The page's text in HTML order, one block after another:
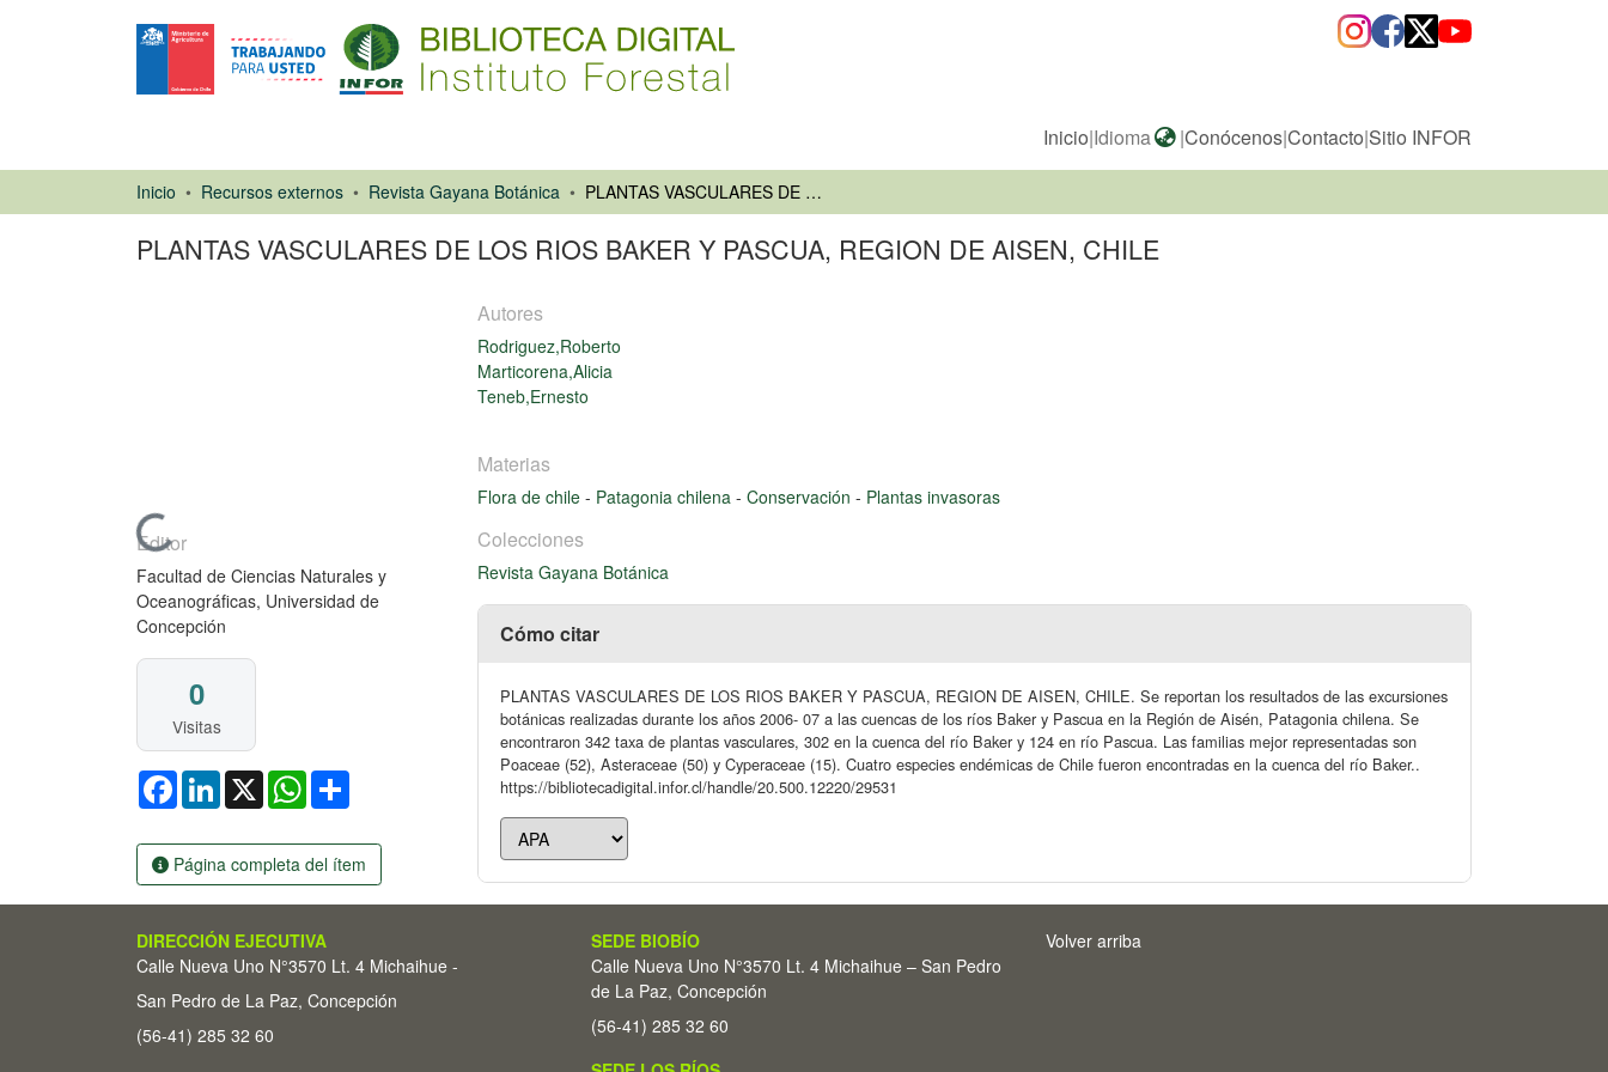
Inicio|Idioma |Conócenos|Contacto|Sitio INFOR
Inicio Recursos externos Revista Gayana Botánica PLANTAS VASCULARES DE LOS RIOS BAKER Y PASCUA, REGION DE AISEN, CHILE
PLANTAS VASCULARES DE LOS RIOS BAKER Y PASCUA, REGION DE AISEN, CHILE
Cargando...
Editor
Facultad de Ciencias Naturales y
Oceanográficas, Universidad de
Concepción
0
Visitas
FacebookLinkedIn
X WhatsApp
Página completa del ítem
Autores
Rodriguez,Roberto
Marticorena,Alicia
Teneb,Ernesto
Materias
Flora de chile - Patagonia chilena - Conservación - Plantas invasoras
Colecciones
Revista Gayana Botánica
Cómo citar
PLANTAS VASCULARES DE LOS RIOS BAKER Y PASCUA, REGION DE AISEN, CHILE. Se reportan los resultados de las excursiones
botánicas realizadas durante los años 2006- 07 a las cuencas de los ríos Baker y Pascua en la Región de Aisén, Patagonia chilena. Se
encontraron 342 taxa de plantas vasculares, 302 en la cuenca del río Baker y 124 en río Pascua. Las familias mejor representadas son
Poaceae (52), Asteraceae (50) y Cyperaceae (15). Cuatro especies endémicas de Chile fueron encontradas en la cuenca del río Baker..
https://bibliotecadigital.infor.cl/handle/20.500.12220/29531
DIRECCIÓN EJECUTIVA
Calle Nueva Uno N°3570 Lt. 4 Michaihue -
San Pedro de La Paz, Concepción
(56-41) 285 32 60
SEDE BIOBÍO
Calle Nueva Uno N°3570 Lt. 4 Michaihue – San Pedro
de La Paz, Concepción
(56-41) 285 32 60
Volver arriba